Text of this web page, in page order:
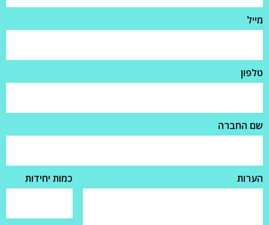
מייל
טלפון
שם החברה
הערות כמות יחידות